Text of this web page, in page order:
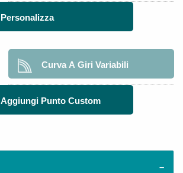
Personalizza
Curva A Giri Variabili
Aggiungi Punto Custom